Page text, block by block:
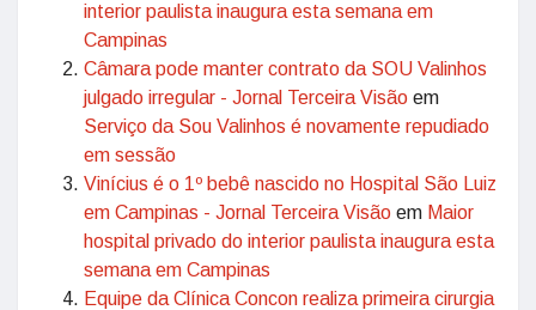
interior paulista inaugura esta semana em
Campinas
Câmara pode manter contrato da SOU Valinhos
julgado irregular - Jornal Terceira Visão em
Serviço da Sou Valinhos é novamente repudiado
em sessão
Vinícius é o 1º bebê nascido no Hospital São Luiz
em Campinas - Jornal Terceira Visão em Maior
hospital privado do interior paulista inaugura esta
semana em Campinas
Equipe da Clínica Concon realiza primeira cirurgia